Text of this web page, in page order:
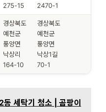
275-15
2470-1
경상북도
예천군
풍양면
낙상리
164-10
경상북도
예천군
풍양면
낙상1길
70-1
동 세탁기 청소 | 곰팡이